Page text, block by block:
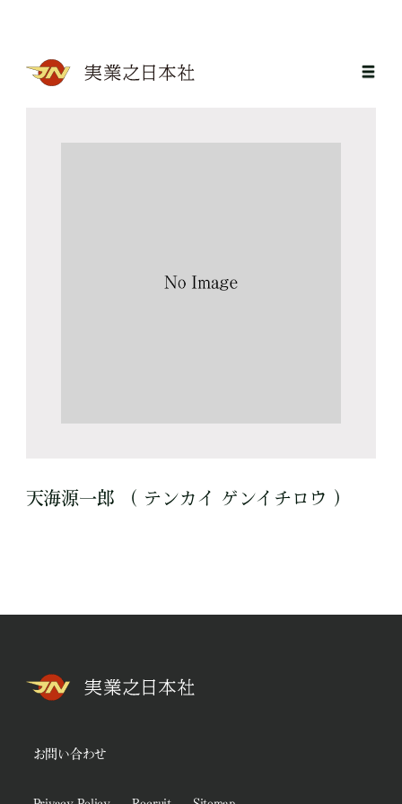
天海源一郎 （ テンカイ ゲンイチロウ ）
お問い合わせ